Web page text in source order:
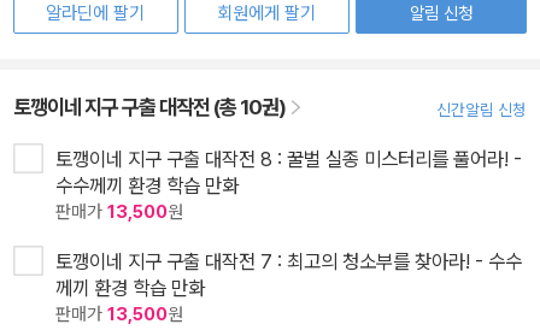
알라딘에 팔기
회원에게 팔기
알림 신청
토깽이네 지구 구출 대작전 (총 10권) 신간알림 신청
토깽이네 지구 구출 대작전 8 : 꿀벌 실종 미스터리를 풀어라! -
수수께끼 환경 학습 만화
판매가 13,500원
토깽이네 지구 구출 대작전 7 : 최고의 청소부를 찾아라! - 수수
께끼 환경 학습 만화
판매가 13,500원